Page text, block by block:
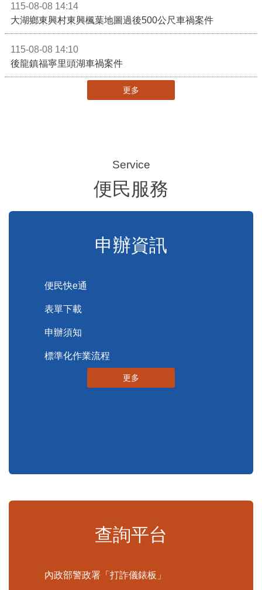
115-08-08 14:14
大湖鄉東興村東興楓葉地圖過後500公尺車禍案件
115-08-08 14:10
後龍鎮福寧里頭湖車禍案件
更多
便民服務
申辦資訊
查詢平台